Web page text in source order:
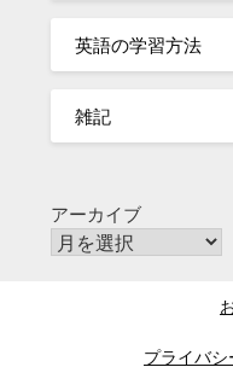
英語の学習方法
雑記
アーカイブ
プライバ